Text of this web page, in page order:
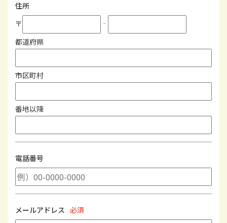
住所
〒
‐
都道府県
市区町村
番地以降
電話番号
メールアドレス 必須